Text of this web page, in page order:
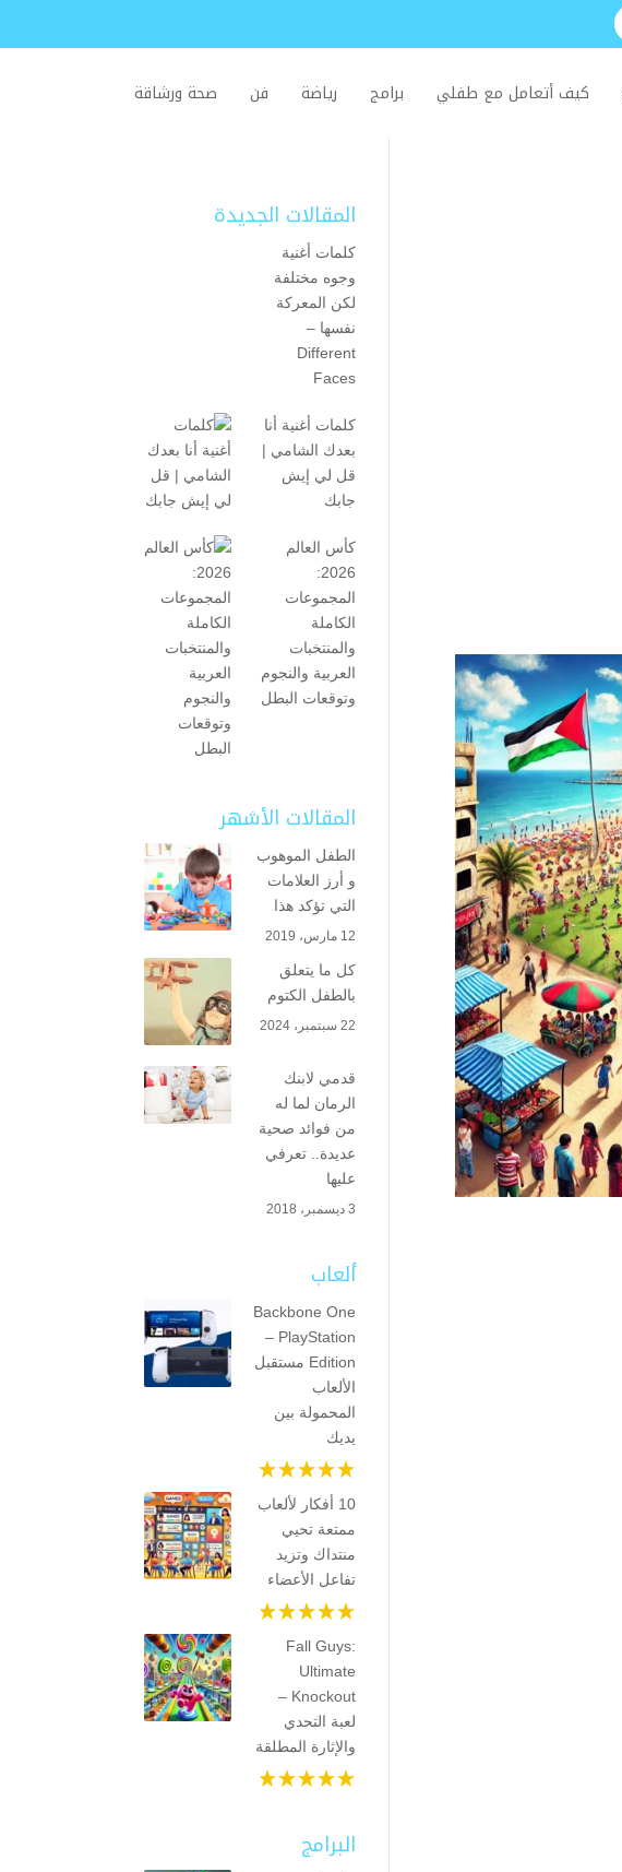
كيف أتعامل مع طفلي برامج رياضة فن صحة ورشاقة
المقالات الجديدة
كلمات أغنية
وجوه مختلفة
لكن المعركة
نفسها –
Different
Faces
كلمات أغنية أنا
بعدك الشامي |
قل لي إيش
جابك
كأس العالم
2026:
المجموعات
الكاملة
والمنتخبات
العربية والنجوم
وتوقعات البطل
المقالات الأشهر
الطفل الموهوب
و أرز العلامات
التي تؤكد هذا
12 مارس، 2019
كل ما يتعلق
بالطفل الكتوم
22 سبتمبر، 2024
قدمي لابنك
الرمان لما له
من فوائد صحية
عديدة.. تعرفي
عليها
3 ديسمبر، 2018
ألعاب
Backbone One
– PlayStation
Edition مستقبل
الألعاب
المحمولة بين
يديك
10 أفكار لألعاب
ممتعة تحيي
منتداك وتزيد
تفاعل الأعضاء
Fall Guys:
Ultimate
Knockout –
لعبة التحدي
والإثارة المطلقة
البرامج